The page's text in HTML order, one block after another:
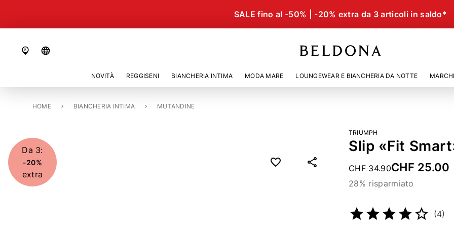
SALE fino al -50% | -20% extra da 3 articoli in saldo*
language
NOVITÀ REGGISENI BIANCHERIA INTIMA MODA MARE LOUNGEWEAR E BIANCHERIA DA NOTTE
HOME BIANCHERIA INTIMA MUTANDINE
SLIP «FIT SMART»
Da 3:
-20%
extra
TRIUMPH
Slip «Fit
Price reduced from
CHF 34.90CHF 25.00
28% risparmiato
(4)